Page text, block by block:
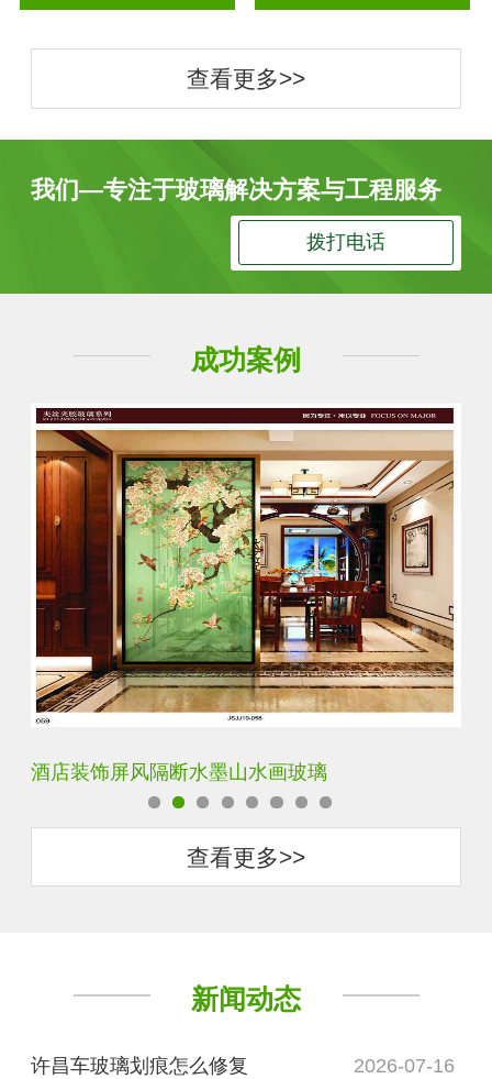
查看更多>>
我们—专注于玻璃解决方案与工程服务
拨打电话
成功案例
酒店装饰屏风隔断水墨山水画玻璃
查看更多>>
新闻动态
许昌车玻璃划痕怎么修复 2026-07-16